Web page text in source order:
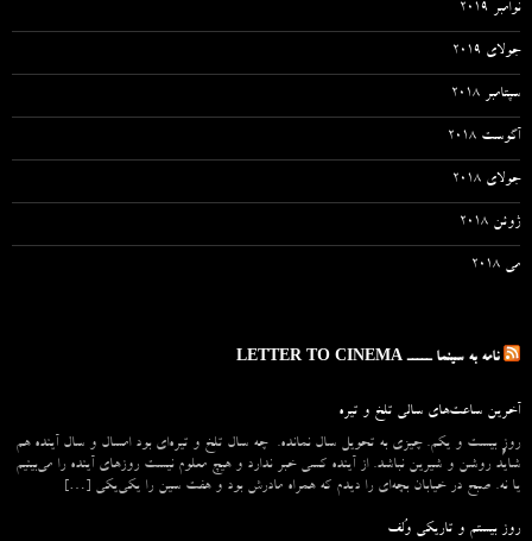
نوامبر 2019
جولای 2019
سپتامبر 2018
آگوست 2018
جولای 2018
ژوئن 2018
می 2018
نامه به سینما ـــــ LETTER TO CINEMA
آخرین ساعت‌های سالی تلخ و تیره
روزِ بیست و یکم. چیزی به تحویل سال نمانده. چه سال تلخ و تیره‌ای بود امسال و سال آینده هم
شاید روشن و شیرین نباشد. از آینده کسی خبر ندارد و هیچ معلوم نیست روزهای آینده را می‌بینیم
یا نه. صبح در خیابان بچه‌ای را دیدم که همراه مادرش بود و هفت سین را یکی‌یکی […]
روز بیستم و تاریکی وُلف